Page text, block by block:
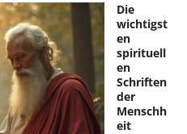
Die
wichtigst
en
spirituell
en
Schriften
der
Menschh
eit